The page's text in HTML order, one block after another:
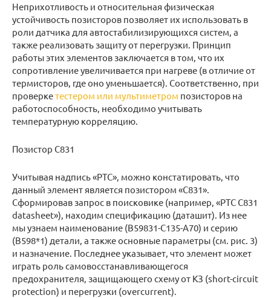
Неприхотливость и относительная физическая
устойчивость позисторов позволяет их использовать в
роли датчика для автостабилизирующихся систем, а
также реализовать защиту от перегрузки. Принцип
работы этих элементов заключается в том, что их
сопротивление увеличивается при нагреве (в отличие от
термисторов, где оно уменьшается). Соответственно, при
проверкетестером или мультиметром позисторов на
работоспособность, необходимо учитывать
температурную корреляцию.
Позистор С831
Учитывая надпись «РТС», можно констатировать, что
данный элемент является позистором «С831».
Сформировав запрос в поисковике (например, «РТС С831
datasheet»), находим спецификацию (даташит). Из нее
мы узнаем наименование (B59831-C135-A70) и серию
(B598*1) детали, а также основные параметры (см. рис. 3)
и назначение. Последнее указывает, что элемент может
играть роль самовосстанавливающегося
предохранителя, защищающего схему от КЗ (short-circuit
protection) и перегрузки (overcurrent).